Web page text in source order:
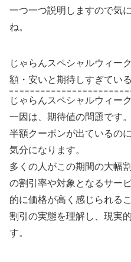
一つ一つ説明しますので気
ね。
じゃらんスペシャルウィー
額・安いと期待しすぎている
じゃらんスペシャルウィー
一因は、期待値の問題です。
半額クーポンが出ているの
気分になります。
多くの人がこの期間の大幅
の割引率や対象となるサー
的に価格が高く感じられる
割引の実態を理解し、現実
す。